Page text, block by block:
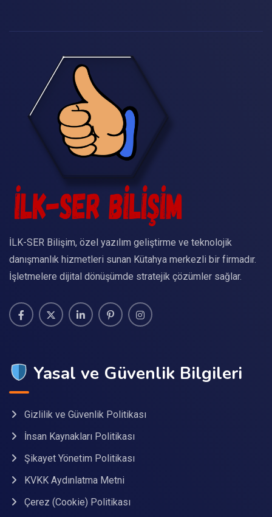
İLK-SER Bilişim, özel yazılım geliştirme ve teknolojik
danışmanlık hizmetleri sunan Kütahya merkezli bir firmadır.
İşletmelere dijital dönüşümde stratejik çözümler sağlar.
Yasal ve Güvenlik Bilgileri
Gizlilik ve Güvenlik Politikası
İnsan Kaynakları Politikası
Şikayet Yönetim Politikası
KVKK Aydınlatma Metni
Çerez (Cookie) Politikası